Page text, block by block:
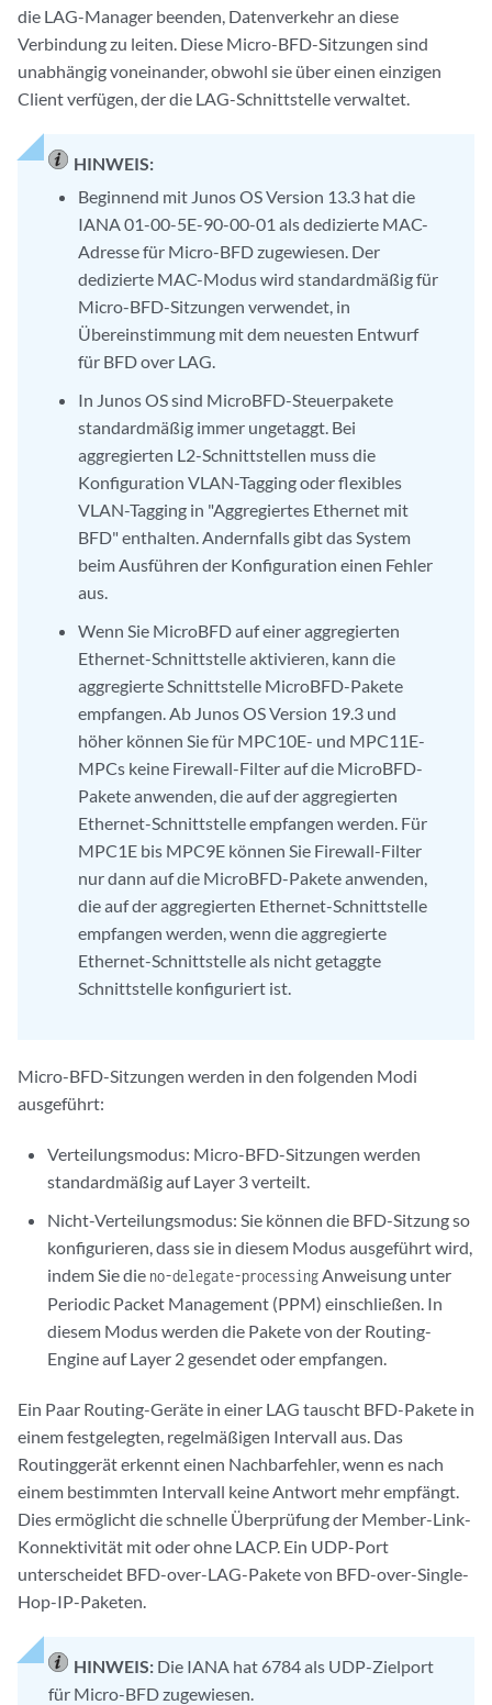
die LAG-Manager beenden, Datenverkehr an diese
Verbindung zu leiten. Diese Micro-BFD-Sitzungen sind
unabhängig voneinander, obwohl sie über einen einzigen
Client verfügen, der die LAG-Schnittstelle verwaltet.
HINWEIS:
Beginnend mit Junos OS Version 13.3 hat die
IANA 01-00-5E-90-00-01 als dedizierte MAC-
Adresse für Micro-BFD zugewiesen. Der
dedizierte MAC-Modus wird standardmäßig für
Micro-BFD-Sitzungen verwendet, in
Übereinstimmung mit dem neuesten Entwurf
für BFD over LAG.
In Junos OS sind MicroBFD-Steuerpakete
standardmäßig immer ungetaggt. Bei
aggregierten L2-Schnittstellen muss die
Konfiguration VLAN-Tagging oder flexibles
VLAN-Tagging in "Aggregiertes Ethernet mit
BFD" enthalten. Andernfalls gibt das System
beim Ausführen der Konfiguration einen Fehler
aus.
Wenn Sie MicroBFD auf einer aggregierten
Ethernet-Schnittstelle aktivieren, kann die
aggregierte Schnittstelle MicroBFD-Pakete
empfangen. Ab Junos OS Version 19.3 und
höher können Sie für MPC10E- und MPC11E-
MPCs keine Firewall-Filter auf die MicroBFD-
Pakete anwenden, die auf der aggregierten
Ethernet-Schnittstelle empfangen werden. Für
MPC1E bis MPC9E können Sie Firewall-Filter
nur dann auf die MicroBFD-Pakete anwenden,
die auf der aggregierten Ethernet-Schnittstelle
empfangen werden, wenn die aggregierte
Ethernet-Schnittstelle als nicht getaggte
Schnittstelle konfiguriert ist.
Micro-BFD-Sitzungen werden in den folgenden Modi
ausgeführt:
Verteilungsmodus: Micro-BFD-Sitzungen werden
standardmäßig auf Layer 3 verteilt.
Nicht-Verteilungsmodus: Sie können die BFD-Sitzung so
konfigurieren, dass sie in diesem Modus ausgeführt wird,
indem Sie die no-delegate-processingAnweisung unter
Periodic Packet Management (PPM) einschließen. In
diesem Modus werden die Pakete von der Routing-
Engine auf Layer 2 gesendet oder empfangen.
Ein Paar Routing-Geräte in einer LAG tauscht BFD-Pakete in
einem festgelegten, regelmäßigen Intervall aus. Das
Routinggerät erkennt einen Nachbarfehler, wenn es nach
einem bestimmten Intervall keine Antwort mehr empfängt.
Dies ermöglicht die schnelle Überprüfung der Member-Link-
Konnektivität mit oder ohne LACP. Ein UDP-Port
unterscheidet BFD-over-LAG-Pakete von BFD-over-Single-
Hop-IP-Paketen.
HINWEIS: Die IANA hat 6784 als UDP-Zielport
für Micro-BFD zugewiesen.